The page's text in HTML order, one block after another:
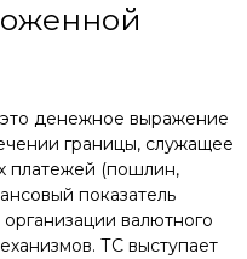
денежное выражение
границы, служащее
платежей (пошлин,
показатель
валютного
ТС выступает